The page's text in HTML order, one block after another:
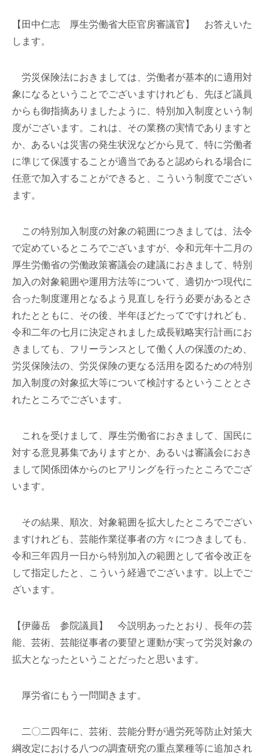
【田中仁志 厚生労働省大臣官房審議官】 お答えいた
します。
労災保険法におきましては、労働者が基本的に適用対
象になるということでございますけれども、先ほど議員
からも御指摘ありましたように、特別加入制度という制
度がございます。これは、その業務の実情でありますと
か、あるいは災害の発生状況などから見て、特に労働者
に準じて保護することが適当であると認められる場合に
任意で加入することができると、こういう制度でござい
ます。
この特別加入制度の対象の範囲につきましては、法令
で定めているところでございますが、令和元年十二月の
厚生労働省の労働政策審議会の建議におきまして、特別
加入の対象範囲や運用方法等について、適切かつ現代に
合った制度運用となるよう見直しを行う必要があるとさ
れたとともに、その後、半年ほどたってですけれども、
令和二年の七月に決定されました成長戦略実行計画にお
きましても、フリーランスとして働く人の保護のため、
労災保険法の、労災保険の更なる活用を図るための特別
加入制度の対象拡大等について検討するということとさ
れたところでございます。
これを受けまして、厚生労働省におきまして、国民に
対する意見募集でありますとか、あるいは審議会におき
まして関係団体からのヒアリングを行ったところでござ
います。
その結果、順次、対象範囲を拡大したところでござい
ますけれども、芸能作業従事者の方々につきましても、
令和三年四月一日から特別加入の範囲として省令改正を
して指定したと、こういう経過でございます。以上でご
ざいます。
【伊藤岳 参院議員】 今説明あったとおり、長年の芸
能、芸術、芸能従事者の要望と運動が実って労災対象の
拡大となったということだったと思います。
厚労省にもう一問聞きます。
二〇二四年に、芸術、芸能分野が過労死等防止対策大
綱改定における八つの調査研究の重点業種等に追加され